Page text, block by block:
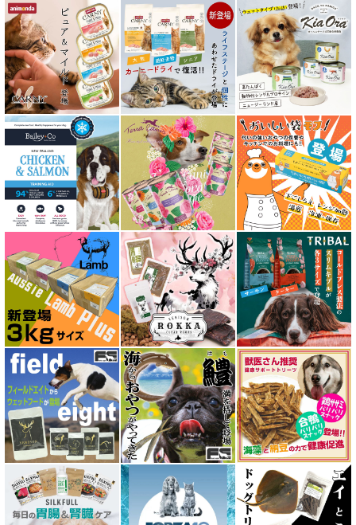
アイファクトリーおやつ
アタスキャット Aatas Cat
アディクション Addiction
アニモンダ ANIMONDA
アマノヴァ Amanova
アルモネイチャー almo nature
アンブロシア AMBROSIA
アートゥー AATU
アーテミス ARTEMIS
イティ iti
ウェルネス ヘルシーバランス
ウルフブラット WOLFSBLUT
エーワン AWAN DOG FOOD
エーにゃん Anyan 猫用おやつ